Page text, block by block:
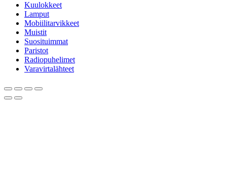
Kuulokkeet
Lamput
Mobiilitarvikkeet
Muistit
Suosituimmat
Paristot
Radiopuhelimet
Varavirtalähteet